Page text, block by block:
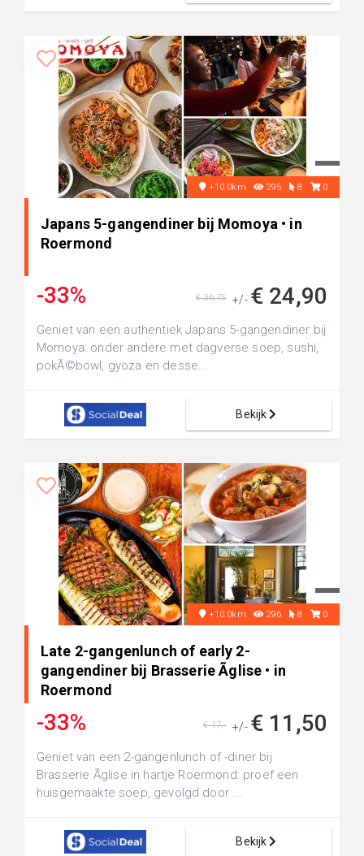
+10.0km 295 8 0
Japans 5-gangendiner bij Momoya • in
Roermond
-33% +/- € 24,90
€ 36,75
Geniet van een authentiek Japans 5-gangendiner bij
Momoya: onder andere met dagverse soep, sushi,
pokÃ©bowl, gyoza en desse...
Bekijk
+10.0km 296 8 0
Late 2-gangenlunch of early 2-
gangendiner bij Brasserie Ãglise • in
Roermond
-33% +/- € 11,50
€ 17,-
Geniet van een 2-gangenlunch of -diner bij
Brasserie Ãglise in hartje Roermond: proef een
huisgemaakte soep, gevolgd door ...
Bekijk